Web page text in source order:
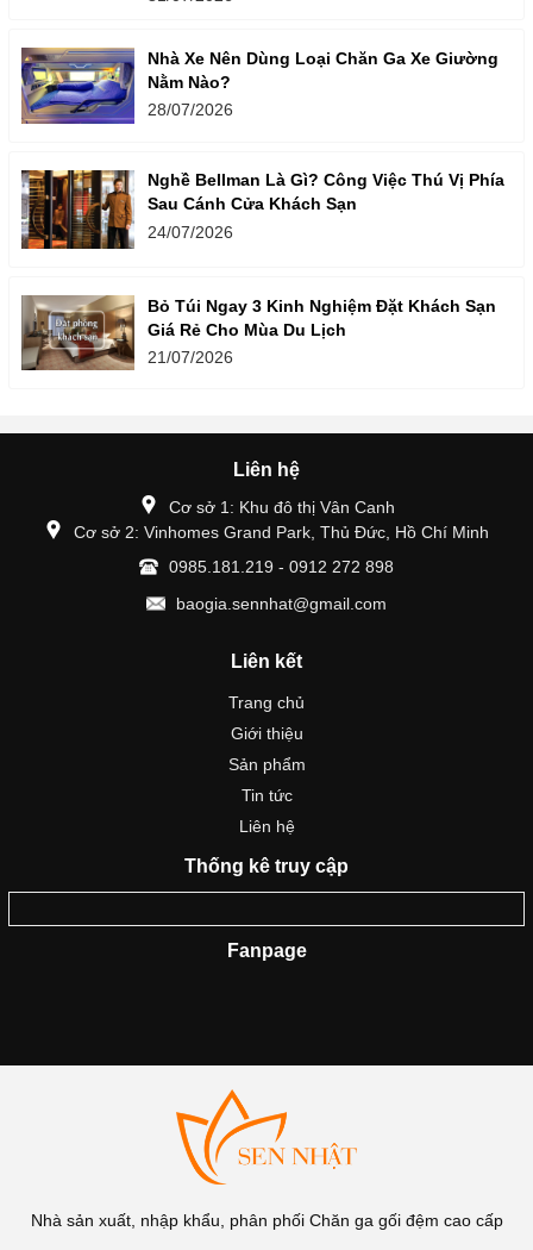
Nhà Xe Nên Dùng Loại Chăn Ga Xe Giường
Nằm Nào?
28/07/2026
Nghề Bellman Là Gì? Công Việc Thú Vị Phía
Sau Cánh Cửa Khách Sạn
24/07/2026
Bỏ Túi Ngay 3 Kinh Nghiệm Đặt Khách Sạn
Giá Rẻ Cho Mùa Du Lịch
21/07/2026
Liên hệ
Cơ sở 1: Khu đô thị Vân Canh
Cơ sở 2: Vinhomes Grand Park, Thủ Đức, Hồ Chí Minh
0985.181.219 - 0912 272 898
baogia.sennhat@gmail.com
Liên kết
Trang chủ
Giới thiệu
Sản phẩm
Tin tức
Liên hệ
Thống kê truy cập
Fanpage
Nhà sản xuất, nhập khẩu, phân phối Chăn ga gối đệm cao cấp